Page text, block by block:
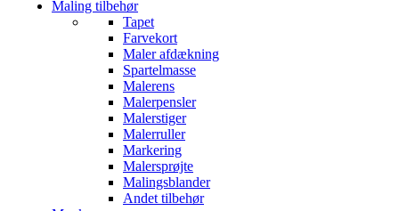
Maling tilbehør
Tapet
Farvekort
Maler afdækning
Spartelmasse
Malerens
Malerpensler
Malerstiger
Malerruller
Markering
Malersprøjte
Malingsblander
Andet tilbehør